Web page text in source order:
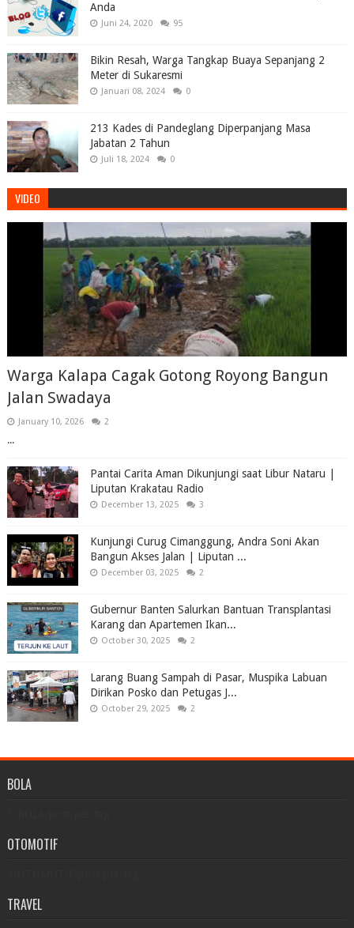
Anda
Juni 24, 2020 95
Bikin Resah, Warga Tangkap Buaya Sepanjang 2
Meter di Sukaresmi
Januari 08, 2024 0
213 Kades di Pandeglang Diperpanjang Masa
Jabatan 2 Tahun
Juli 18, 2024 0
VIDEO
Warga Kalapa Cagak Gotong Royong Bangun
Jalan Swadaya
January 10, 2026 2
...
Pantai Carita Aman Dikunjungi saat Libur Nataru |
Liputan Krakatau Radio
December 13, 2025 3
Kunjungi Curug Cimanggung, Andra Soni Akan
Bangun Akses Jalan | Liputan ...
December 03, 2025 2
Gubernur Banten Salurkan Bantuan Transplantasi
Karang dan Apartemen Ikan...
October 30, 2025 2
Larang Buang Sampah di Pasar, Muspika Labuan
Dirikan Posko dan Petugas J...
October 29, 2025 2
BOLA
OTOMOTIF
TRAVEL